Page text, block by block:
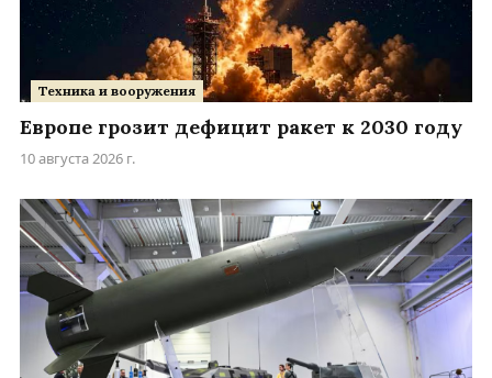
Техника и вооружения
Европе грозит дефицит ракет к 2030 году
10 августа 2026 г.